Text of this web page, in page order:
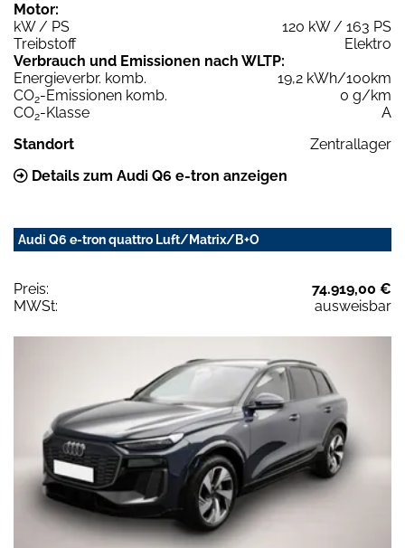
Motor:
kW / PS
120 kW / 163 PS
Treibstoff
Elektro
Verbrauch und Emissionen nach WLTP:
Energieverbr. komb.
19,2 kWh/100km
CO2-Emissionen komb.
0 g/km
CO2-Klasse
A
Standort
Zentrallager
Details zum Audi Q6 e-tron anzeigen
Audi Q6 e-tron quattro Luft/Matrix/B+O
Preis:
74.919,00 €
MWSt:
ausweisbar